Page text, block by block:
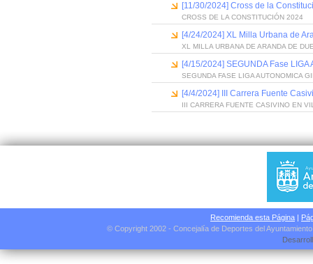
[11/30/2024] Cross de la
CROSS DE LA CONSTITUCIÓN 2024
[4/24/2024] XL Milla Urbana de
XL MILLA URBANA DE ARANDA DE
[4/15/2024] SEGUNDA Fase LIGA
SEGUNDA FASE LIGA AUTONOMICA
[4/4/2024] III Carrera Fuente
III CARRERA FUENTE CASIVINO EN
Recomienda esta Página |
© Copyright 2002 - Concejalía de Deportes del